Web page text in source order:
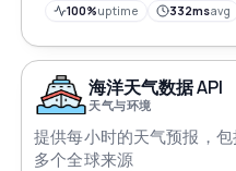
100%uptime 332msavg
海洋天气数据 API
天气与环境
提供每小时的天气预报，
多个全球来源